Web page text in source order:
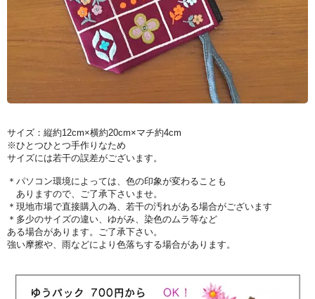
サイズ：縦約12cm×横約20cm×マチ約4cm
※ひとつひとつ手作りなため
サイズには若干の誤差がございます。
＊パソコン環境によっては、色の印象が変わることも
ありますので、ご了承下さいませ。
＊現地市場で直接購入の為、若干の汚れがある場合がございます
＊多少のサイズの違い、ゆがみ、染色のムラ等など
ある場合があります。ご了承下さい。
強い摩擦や、雨などにより色落ちする場合があります。